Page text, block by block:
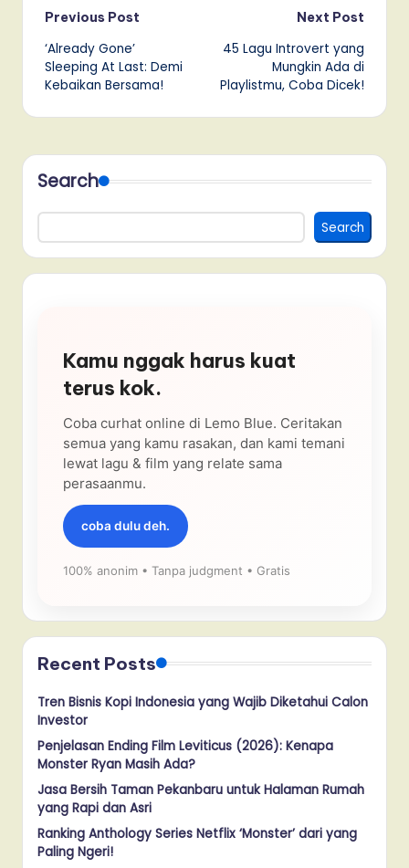
Post
navigation
Previous Post
‘Already Gone’
Sleeping At Last: Demi
Kebaikan Bersama!
Next Post
45 Lagu Introvert yang
Mungkin Ada di
Playlistmu, Coba Dicek!
Search
Search
Kamu nggak harus kuat
terus kok.
Coba curhat online di Lemo Blue. Ceritakan
semua yang kamu rasakan, dan kami temani
lewat lagu & film yang relate sama
perasaanmu.
coba dulu deh.
100% anonim • Tanpa judgment • Gratis
Recent Posts
Tren Bisnis Kopi Indonesia yang Wajib Diketahui Calon
Investor
Penjelasan Ending Film Leviticus (2026): Kenapa
Monster Ryan Masih Ada?
Jasa Bersih Taman Pekanbaru untuk Halaman Rumah
yang Rapi dan Asri
Ranking Anthology Series Netflix ‘Monster’ dari yang
Paling Ngeri!